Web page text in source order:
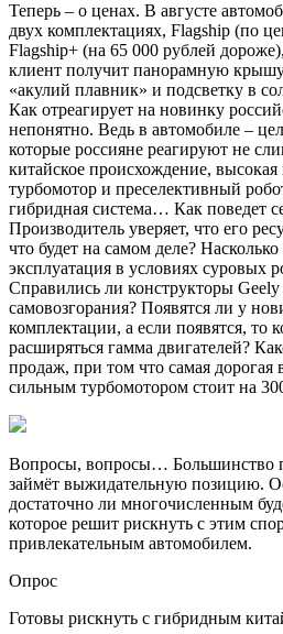
Теперь – о ценах. В августе
двух комплектациях, Flagship (по
Flagship+ (на 65 000 рублей
клиент получит панорамную
«акулий плавник» и подсветку в
Как отреагирует на новинку
непонятно. Ведь в автомобиле –
которые россияне реагируют не
китайское происхождение,
турбомотор и преселективный
гибридная система… Как поведет
Производитель уверяет, что его
что будет на самом деле?
эксплуатация в условиях суровых
Справились ли конструкторы
самовозгорания? Появятся ли у
комплектации, а если появятся, то
расширяться гамма двигателей?
продаж, при том что самая дорогая
сильным турбомотором стоит на
Вопросы, вопросы… Большинство
займёт выжидательную позицию.
достаточно ли многочисленным
которое решит рискнуть с этим
привлекательным автомобилем.
Опрос
Готовы рискнуть с гибридным